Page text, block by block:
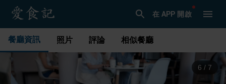
在 APP 開啟
餐廳資訊 照片 評論 相似餐廳
6 / 7